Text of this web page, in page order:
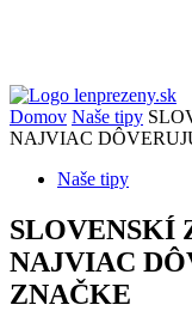
Domov Naše tipy
NAJVIAC
Naše tipy
SLOVENSKÍ
NAJVIAC
ZNAČKE